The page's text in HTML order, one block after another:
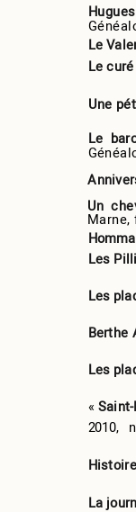
Le
Le
Une
Le
Un
Marne,
Les
Les
Berthe
Les
«
2010,
La